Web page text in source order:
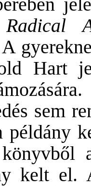
Radical
Hart
sem
példány
kelt el.